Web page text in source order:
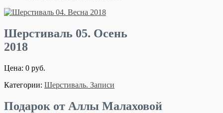
Шерстиваль 05. Осень
2018
Цена: 0 руб.
Категории: Шерстиваль. Записи
Подарок от Аллы Малаховой